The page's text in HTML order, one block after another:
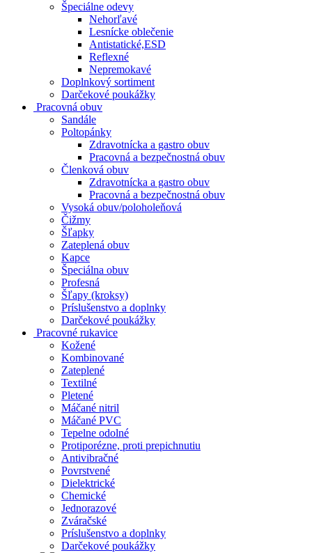
Špeciálne odevy
Nehorľavé
Lesnícke oblečenie
Antistatické,ESD
Reflexné
Nepremokavé
Doplnkový sortiment
Darčekové poukážky
Pracovná obuv
Sandále
Poltopánky
Zdravotnícka a gastro obuv
Pracovná a bezpečnostná obuv
Členková obuv
Zdravotnícka a gastro obuv
Pracovná a bezpečnostná obuv
Vysoká obuv/poloholeňová
Čižmy
Šľapky
Zateplená obuv
Kapce
Špeciálna obuv
Profesná
Šľapy (kroksy)
Príslušenstvo a doplnky
Darčekové poukážky
Pracovné rukavice
Kožené
Kombinované
Zateplené
Textilné
Pletené
Máčané nitril
Máčané PVC
Tepelne odolné
Protiporézne, proti prepichnutiu
Antivibračné
Povrstvené
Dielektrické
Chemické
Jednorazové
Zváračské
Príslušenstvo a doplnky
Darčekové poukážky